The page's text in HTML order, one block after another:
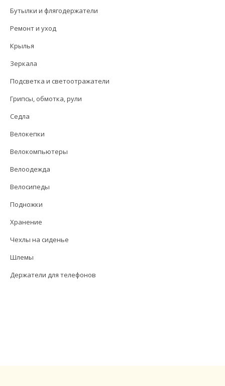
Бутылки и флягодержатели
Ремонт и уход
Крылья
Зеркала
Подсветка и светоотражатели
Грипсы, обмотка, рули
Седла
Велокепки
Велокомпьютеры
Велоодежда
Велосипеды
Подножки
Хранение
Чехлы на сиденье
Шлемы
Держатели для телефонов